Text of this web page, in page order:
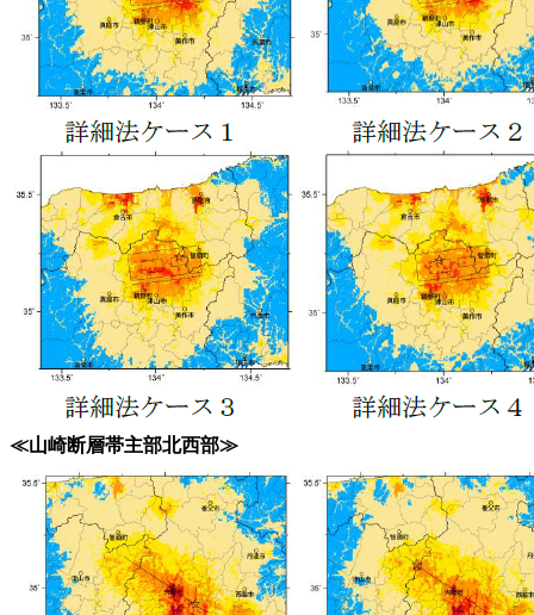
≪山崎断層帯主部北西部≫